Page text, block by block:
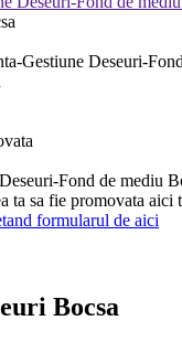
Gestiune Deseuri-
Fond de mediu
ta sa fie promovata aici
formularul de aici
Bocsa